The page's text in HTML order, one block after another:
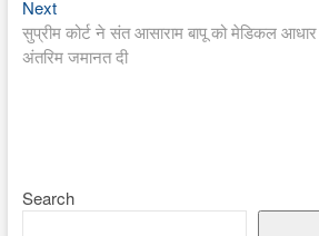
NextNext
post:
सुप्रीम कोर्ट ने संत आसाराम बापू को मेडिकल
अंतरिम जमानत दी
Search